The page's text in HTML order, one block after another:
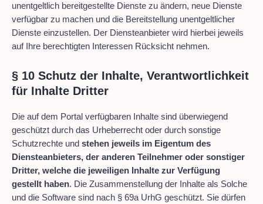
unentgeltlich bereitgestellte Dienste zu ändern, neue Dienste
verfügbar zu machen und die Bereitstellung unentgeltlicher
Dienste einzustellen. Der Diensteanbieter wird hierbei jeweils
auf Ihre berechtigten Interessen Rücksicht nehmen.
§ 10 Schutz der Inhalte, Verantwortlichkeit
für Inhalte Dritter
Die auf dem Portal verfügbaren Inhalte sind überwiegend
geschützt durch das Urheberrecht oder durch sonstige
Schutzrechte und stehen jeweils im Eigentum des
Diensteanbieters, der anderen Teilnehmer oder sonstiger
Dritter, welche die jeweiligen Inhalte zur Verfügung
gestellt haben. Die Zusammenstellung der Inhalte als Solche
und die Software sind nach § 69a UrhG geschützt. Sie dürfen